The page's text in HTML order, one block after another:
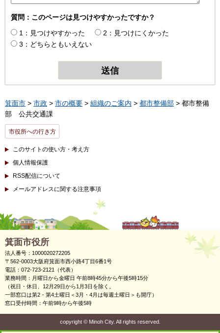
質問：このページは見つけやすかったですか？
1：見つけやすかった
2：見つけにくかった
3：どちらともいえない
箕面市 > 市政 > 市の概要 > 組織のご案内 > 都市整備部 > 都市整備
部 公共交通課
市役所への行き方
このサイトの使い方・考え方
個人情報保護
RSS配信について
メールアドレスに関する注意事項
箕面市役所
法人番号：1000020272205
〒562-0003大阪府箕面市西小路4丁目6番1号
電話：072-723-2121（代表）
業務時間：月曜日から金曜日 午前8時45分から午後5時15分
（祝日・休日、12月29日から1月3日を除く。
一部窓口は第2・第4土曜日＜3月・4月は毎週土曜日＞も開庁）
窓口受付時間：午前9時から午後5時
copyright ©Minoh City. All rights reserved.